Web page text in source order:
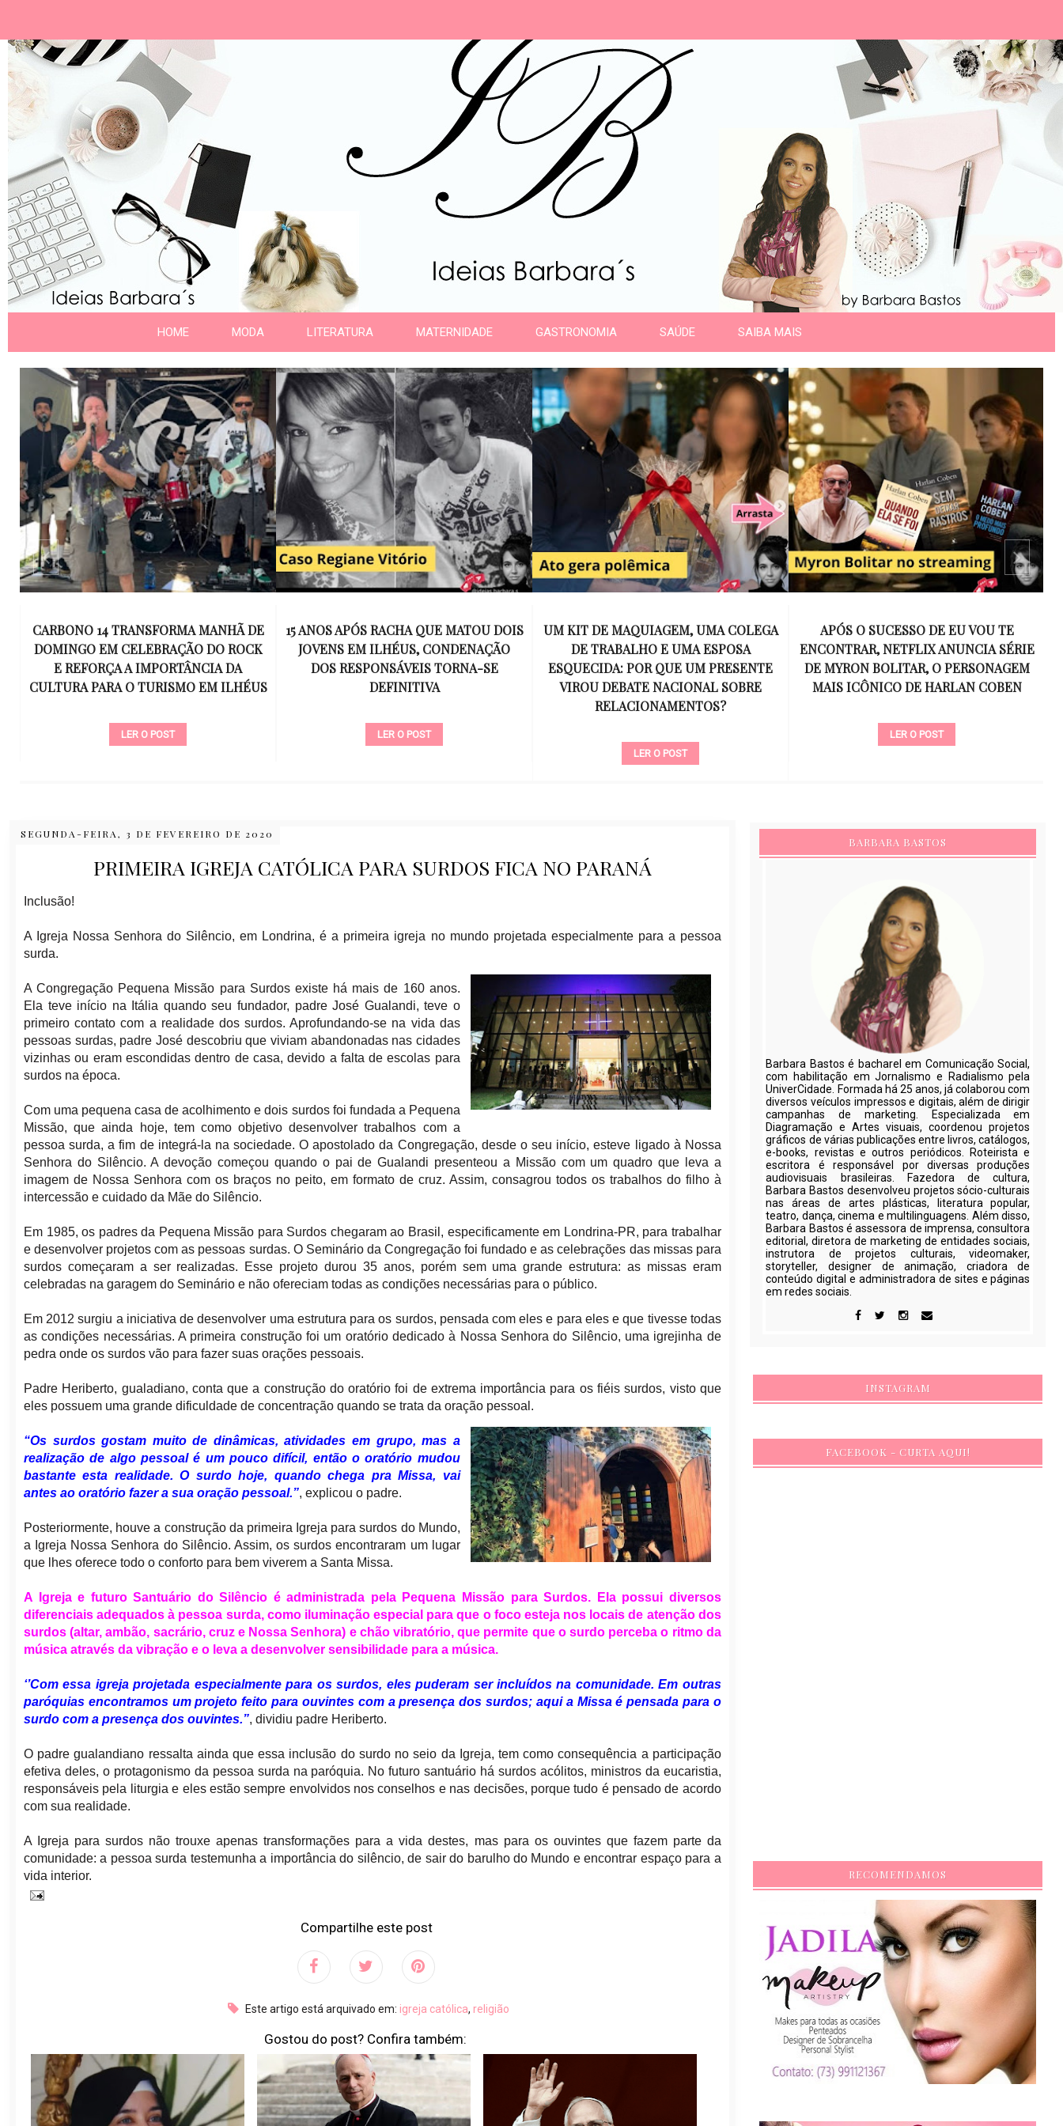
HOME MODA LITERATURA MATERNIDADE GASTRONOMIA SAÚDE SAIBA MAIS
15 ANOS APÓS RACHA QUE MATOU DOIS
JOVENS EM ILHÉUS, CONDENAÇÃO
DOS RESPONSÁVEIS TORNA-SE
DEFINITIVA
LER O POST
UM KIT DE MAQUIAGEM, UMA COLEGA
DE TRABALHO E UMA ESPOSA
ESQUECIDA: POR QUE UM PRESENTE
VIROU DEBATE NACIONAL SOBRE
APÓS O SUCESSO DE EU VOU TE
ENCONTRAR, NETFLIX ANUNCIA SÉRIE
DE MYRON BOLITAR, O PERSONAGEM
MAIS ICÔNICO DE HARLAN COBEN
15 ANOS SEM AMY WINEHOUSE: A VOZ
INESQUECÍVEL QUE REVOLUCIONOU A
MÚSICA E SE TORNOU UM SÍMBOLO
DE UMA GERAÇÃO
LER O POST
SEGUNDA-FEIRA, 3 DE FEVEREIRO DE 2020
PRIMEIRA IGREJA CATÓLICA PARA SURDOS FICA NO PARANÁ
Inclusão!
A Igreja Nossa Senhora do Silêncio, em Londrina, é a primeira igreja no mundo projetada especialmente para a pessoa
surda.
A Congregação Pequena Missão para Surdos existe há mais de 160 anos.
Ela teve início na Itália quando seu fundador, padre José Gualandi, teve o
primeiro contato com a realidade dos surdos. Aprofundando-se na vida das
pessoas surdas, padre José descobriu que viviam abandonadas nas cidades
vizinhas ou eram escondidas dentro de casa, devido a falta de escolas para
surdos na época.
Com uma pequena casa de acolhimento e dois surdos foi fundada a Pequena
Missão, que ainda hoje, tem como objetivo desenvolver trabalhos com a
pessoa surda, a fim de integrá-la na sociedade. O apostolado da Congregação, desde o seu início, esteve ligado à Nossa
Senhora do Silêncio. A devoção começou quando o pai de Gualandi presenteou a Missão com um quadro que leva a
imagem de Nossa Senhora com os braços no peito, em formato de cruz. Assim, consagrou todos os trabalhos do filho à
intercessão e cuidado da Mãe do Silêncio.
Em 1985, os padres da Pequena Missão para Surdos chegaram ao Brasil, especificamente em Londrina-PR, para trabalhar
e desenvolver projetos com as pessoas surdas. O Seminário da Congregação foi fundado e as celebrações das missas para
surdos começaram a ser realizadas. Esse projeto durou 35 anos, porém sem uma grande estrutura: as missas eram
celebradas na garagem do Seminário e não ofereciam todas as condições necessárias para o público.
Em 2012 surgiu a iniciativa de desenvolver uma estrutura para os surdos, pensada com eles e para eles e que tivesse todas
as condições necessárias. A primeira construção foi um oratório dedicado à Nossa Senhora do Silêncio, uma igrejinha de
pedra onde os surdos vão para fazer suas orações pessoais.
Padre Heriberto, gualadiano, conta que a construção do oratório foi de extrema importância para os fiéis surdos, visto que
eles possuem uma grande dificuldade de concentração quando se trata da oração pessoal.
“Os surdos gostam muito de dinâmicas, atividades em grupo, mas a
realização de algo pessoal é um pouco difícil, então o oratório mudou
bastante esta realidade. O surdo hoje, quando chega pra Missa, vai
antes ao oratório fazer a sua oração pessoal.”, explicou o padre.
Posteriormente, houve a construção da primeira Igreja para surdos do Mundo,
a Igreja Nossa Senhora do Silêncio. Assim, os surdos encontraram um lugar
que lhes oferece todo o conforto para bem viverem a Santa Missa.
A Igreja e futuro Santuário do Silêncio é administrada pela Pequena Missão para Surdos. Ela possui diversos
diferenciais adequados à pessoa surda, como iluminação especial para que o foco esteja nos locais de atenção dos
surdos (altar, ambão, sacrário, cruz e Nossa Senhora) e chão vibratório, que permite que o surdo perceba o ritmo da
música através da vibração e o leva a desenvolver sensibilidade para a música.
‘’Com essa igreja projetada especialmente para os surdos, eles puderam ser incluídos na comunidade. Em outras
paróquias encontramos um projeto feito para ouvintes com a presença dos surdos; aqui a Missa é pensada para o
surdo com a presença dos ouvintes.”, dividiu padre Heriberto.
O padre gualandiano ressalta ainda que essa inclusão do surdo no seio da Igreja, tem como consequência a participação
efetiva deles, o protagonismo da pessoa surda na paróquia. No futuro santuário há surdos acólitos, ministros da eucaristia,
responsáveis pela liturgia e eles estão sempre envolvidos nos conselhos e nas decisões, porque tudo é pensado de acordo
com sua realidade.
A Igreja para surdos não trouxe apenas transformações para a vida destes, mas para os ouvintes que fazem parte da
comunidade: a pessoa surda testemunha a importância do silêncio, de sair do barulho do Mundo e encontrar espaço para a
vida interior.
Compartilhe este post
Este artigo está arquivado em:igreja católica,religião
Gostou do post? Confira também:
BARBARA BASTOS
Barbara Bastos é bacharel em Comunicação Social,
com habilitação em Jornalismo e Radialismo pela
UniverCidade. Formada há 25 anos, já colaborou com
diversos veículos impressos e digitais, além de dirigir
campanhas de marketing. Especializada em
Diagramação e Artes visuais, coordenou projetos
gráficos de várias publicações entre livros, catálogos,
e-books, revistas e outros periódicos. Roteirista e
escritora é responsável por diversas produções
audiovisuais brasileiras. Fazedora de cultura,
Barbara Bastos desenvolveu projetos sócio-culturais
nas áreas de artes plásticas, literatura popular,
teatro, dança, cinema e multilinguagens. Além disso,
Barbara Bastos é assessora de imprensa, consultora
editorial, diretora de marketing de entidades sociais,
instrutora de projetos culturais, videomaker,
storyteller, designer de animação, criadora de
conteúdo digital e administradora de sites e páginas
em redes sociais.
INSTAGRAM
FACEBOOK - CURTA AQUI!
RECOMENDAMOS